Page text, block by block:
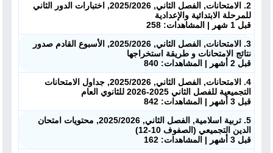
2. الامتحانات, الفصل الثاني, 2025/2026, اختبارات الدور الثاني
للمرحلة الابتدائية والإعدادية
قبل 1 شهر | المشاهدات: 258
3. الامتحانات, الفصل الثاني, 2025/2026, الأسبوع القادم صدور
نتائج الامتحانات و طريقة استخراجها
قبل 2 أشهر | المشاهدات: 840
4. الامتحانات, الفصل الثاني, 2025/2026, جداول الامتحانات
التجميعية للفصل الثاني 2025-2026 للثانوي العام
قبل 3 أشهر | المشاهدات: 842
5. تربية اسلامية, الفصل الثاني, 2025/2026, محتويات امتحان
الدين التجميعي (الصفوف 10-12)
قبل 3 أشهر | المشاهدات: 162